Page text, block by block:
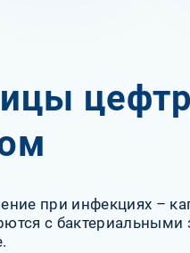
при инфекциях –
с бактериальными